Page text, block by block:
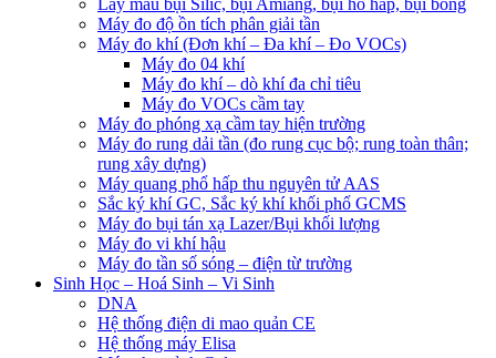
Máy đo độ ồn tích phân giải tần
Máy đo khí (Đơn khí – Đa khí – Đo VOCs)
Máy đo 04 khí
Máy đo khí – dò khí đa chỉ tiêu
Máy đo VOCs cầm tay
Máy đo phóng xạ cầm tay hiện trường
Máy đo rung dải tần (đo rung cục bộ; rung toàn thân;
rung xây dựng)
Máy quang phổ hấp thu nguyên tử AAS
Sắc ký khí GC, Sắc ký khí khối phổ GCMS
Máy đo bụi tán xạ Lazer/Bụi khối lượng
Máy đo vi khí hậu
Máy đo tần số sóng – điện từ trường
Sinh Học – Hoá Sinh – Vi Sinh
DNA
Hệ thống điện di mao quản CE
Hệ thống máy Elisa